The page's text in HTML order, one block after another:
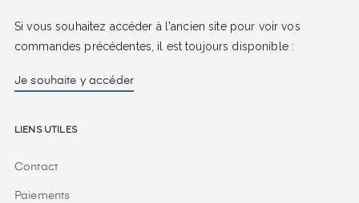
Si vous souhaitez accéder à l'ancien site pour voir vos
commandes précédentes, il est toujours disponible :
Je souhaite y accéder
Liens utiles
Contact
Paiements